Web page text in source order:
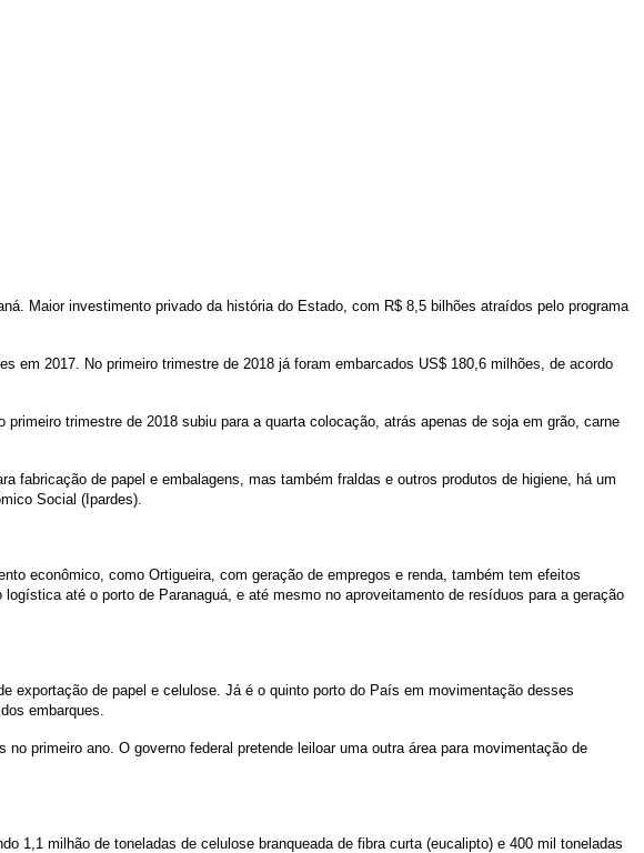
Maior investimento privado da história do Estado, com R$ 8,5 bilhões atraídos pelo programa
em 2017. No primeiro trimestre de 2018 já foram embarcados US$ 180,6 milhões, de acordo
trimestre de 2018 subiu para a quarta colocação, atrás apenas de soja em grão, carne
fabricação de papel e embalagens, mas também fraldas e outros produtos de higiene, há um
Social (Ipardes).
econômico, como Ortigueira, com geração de empregos e renda, também tem efeitos
até o porto de Paranaguá, e até mesmo no aproveitamento de resíduos para a geração
exportação de papel e celulose. Já é o quinto porto do País em movimentação desses
embarques.
primeiro ano. O governo federal pretende leiloar uma outra área para movimentação de
1,1 milhão de toneladas de celulose branqueada de fibra curta (eucalipto) e 400 mil toneladas